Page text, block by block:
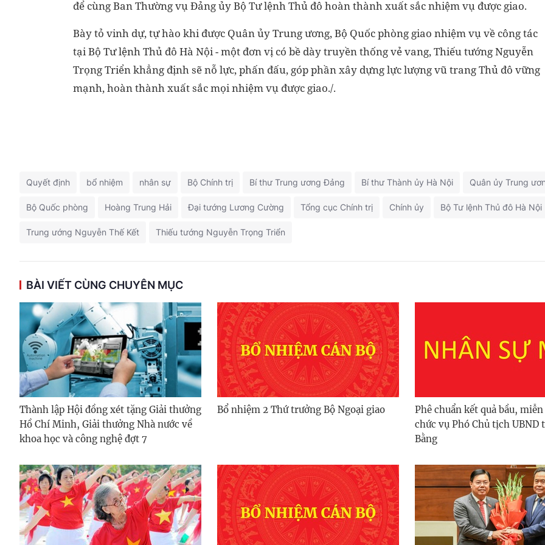
để cùng Ban Thường vụ Đảng ủy Bộ Tư lệnh Thủ đô hoàn thành xuất sắc nhiệm vụ được giao.
Bày tỏ vinh dự, tự hào khi được Quân ủy Trung ương, Bộ Quốc phòng giao nhiệm vụ về công tác
tại Bộ Tư lệnh Thủ đô Hà Nội - một đơn vị có bề dày truyền thống vẻ vang, Thiếu tướng Nguyễn
Trọng Triển khẳng định sẽ nỗ lực, phấn đấu, góp phần xây dựng lực lượng vũ trang Thủ đô vững
mạnh, hoàn thành xuất sắc mọi nhiệm vụ được giao./.
Quyết định bổ nhiệm nhân sự Bộ Chính trị Bí thư Trung ương Đảng Bí thư Thành ủy Hà Nội Quân ủy Trung
Bộ Quốc phòng Hoàng Trung Hải Đại tướng Lương Cường Tổng cục Chính trị Chính ủy Bộ Tư lệnh Thủ đô Hà Nội
Trung ướng Nguyễn Thế Kết Thiếu tướng Nguyễn Trọng Triển
BÀI VIẾT CÙNG CHUYÊN MỤC
Thành lập Hội đồng xét tặng Giải thưởng
Hồ Chí Minh, Giải thưởng Nhà nước về
khoa học và công nghệ đợt 7
Bổ nhiệm 2 Thứ trưởng Bộ Ngoại giao
Phê chuẩn kết quả bầu,
chức vụ Phó Chủ tịch UBND
Bằng